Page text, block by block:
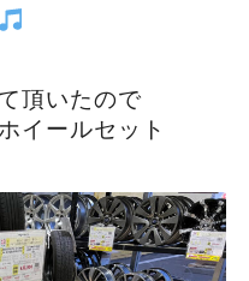
頂いたので
イールセット